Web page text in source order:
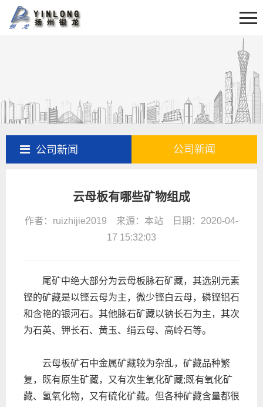
产品百科
联系我们
公司新闻 公司新闻
云母板有哪些矿物组成
作者：ruizhijie2019 来源：本站 日期：2020-04-
17 15:32:03
尾矿中绝大部分为云母板脉石矿藏，其选别元素
铿的矿藏是以铿云母为主，微少铿白云母，磷铿铝石
和含艳的银河石。其他脉石矿藏以钠长石为主，其次
为石英、钾长石、黄玉、绢云母、高岭石等。
云母板矿石中金属矿藏较为杂乱，矿藏品种繁
复，既有原生矿藏，又有次生氧化矿藏;既有氧化矿
藏、氢氧化物，又有硫化矿藏。但各种矿藏含量都很